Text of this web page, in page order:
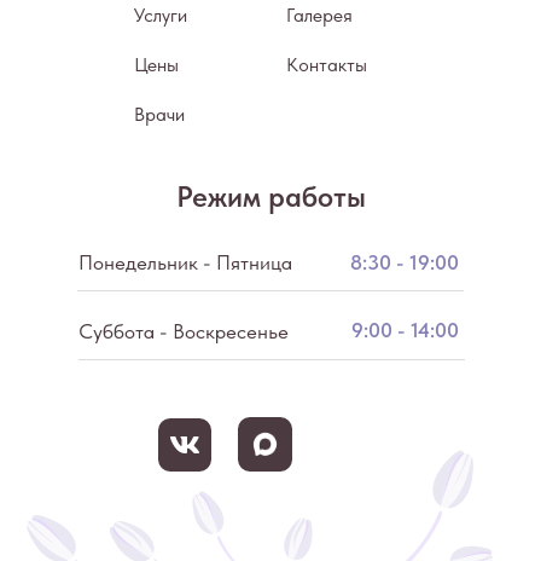
Врачи
Цены Контакты
Галерея
Услуги
Режим работы
Суббота - Воскресенье 9:00 - 14:00
8:30 - 19:00
Понедельник - Пятница